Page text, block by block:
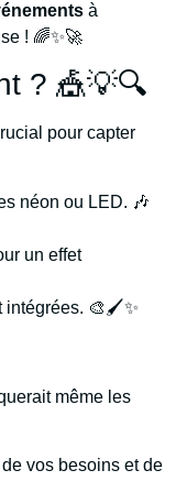
à
! 🌈✨🚀
? 🎪💡🔍
pour capter
néon ou LED. 🎶
un effet
intégrées. 🎨🖌️✨
même les
vos besoins et de